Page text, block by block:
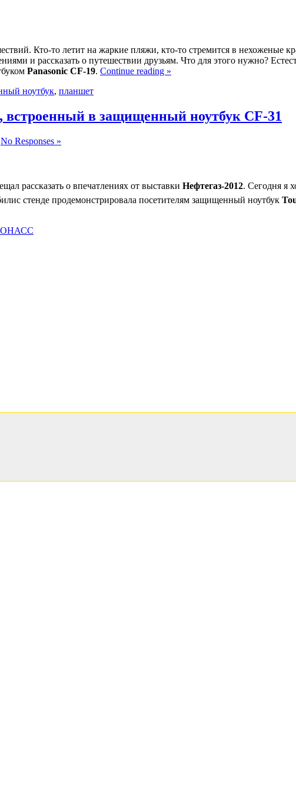
Кто-то летит на жаркие пляжи, кто-то стремится в нехоженые
и рассказать о путешествии друзьям. Что для этого нужно?
Panasonic CF-19. Continue reading »
ноутбук, планшет
в защищенный ноутбук CF-31
No Responses »
рассказать о впечатлениях от выставки Нефтегаз-2012. Сегодня я
стенде продемонстрировала посетителям защищенный ноутбук